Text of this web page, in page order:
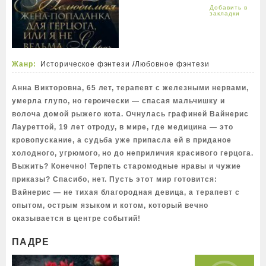
Жанр: Историческое фэнтези /Любовное фэнтези
Анна Викторовна, 65 лет, терапевт с железными нервами,
умерла глупо, но героически — спасая мальчишку и
волоча домой рыжего кота. Очнулась графиней Вайнерис
Лауреттой, 19 лет отроду, в мире, где медицина — это
кровопускание, а судьба уже припасла ей в приданое
холодного, угрюмого, но до неприличия красивого герцога.
Выжить? Конечно! Терпеть старомодные нравы и чужие
приказы? Спасибо, нет. Пусть этот мир готовится:
Вайнерис — не тихая благородная девица, а терапевт с
опытом, острым языком и котом, который вечно
оказывается в центре событий!
ПАДРЕ